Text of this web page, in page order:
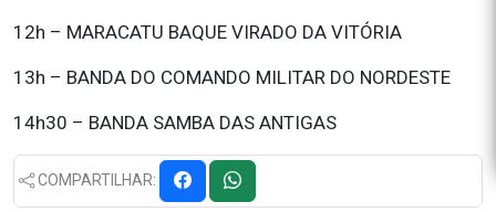
12h – MARACATU BAQUE VIRADO DA VITÓRIA
13h – BANDA DO COMANDO MILITAR DO NORDESTE
14h30 – BANDA SAMBA DAS ANTIGAS
COMPARTILHAR: